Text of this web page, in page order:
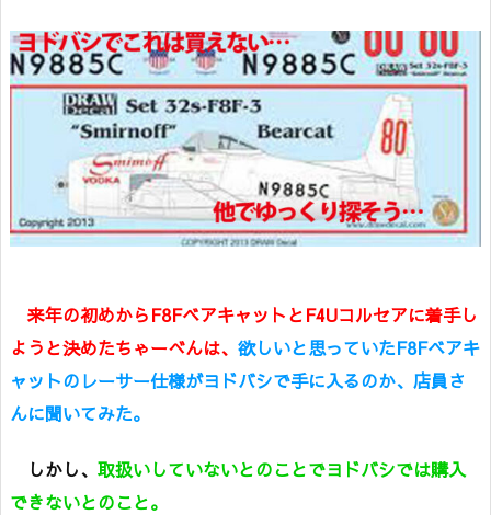
来年の初めからF8FベアキャットとF4Uコルセアに着手し
ようと決めたちゃーべんは、 欲しいと思っていたF8Fベアキ
ャットのレーサー仕様がヨドバシで手に入るのか、店員さ
んに聞いてみた。
しかし、 取扱いしていないとのことでヨドバシでは購入
できないとのこと。